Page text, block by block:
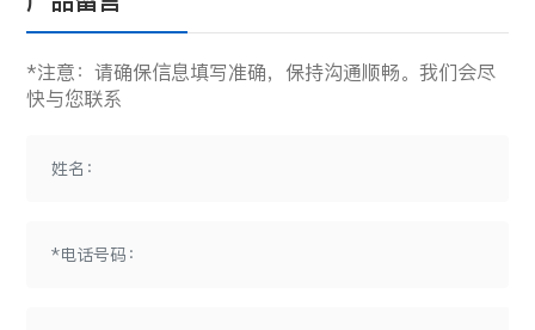
*注意：请确保信息填写准确，保持沟通顺畅。我们会尽
快与您联系